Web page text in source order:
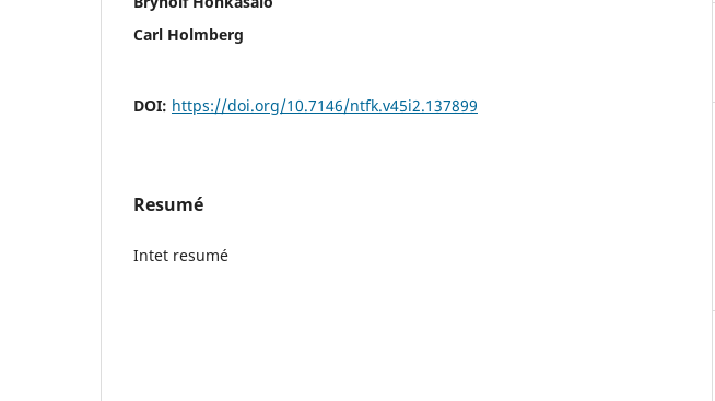
Carl Holmberg
DOI: https://doi.org/10.7146/ntfk.v45i2.137899
Resumé
Intet resumé